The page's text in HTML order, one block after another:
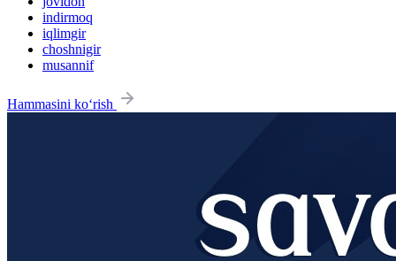
indirmoq
iqlimgir
choshnigir
musannif
Hammasini ko‘rish